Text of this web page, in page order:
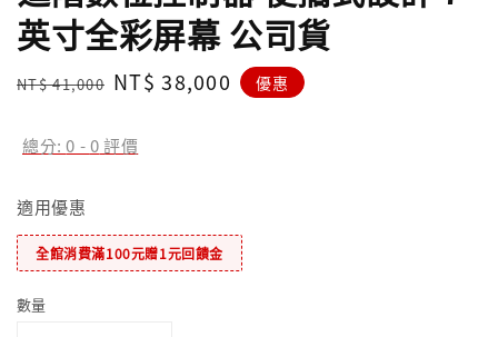
英寸全彩屏幕 公司貨
Regular
NT$ 41,000 Sale
NT$ 38,000 優惠
總分:0 -0評價
適用優惠
全館消費滿100元贈1元回饋金
數量